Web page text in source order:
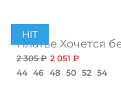
HIT
Платье Хочется
2 305 ₽ 2 051 ₽
44 46 48 50 52 54